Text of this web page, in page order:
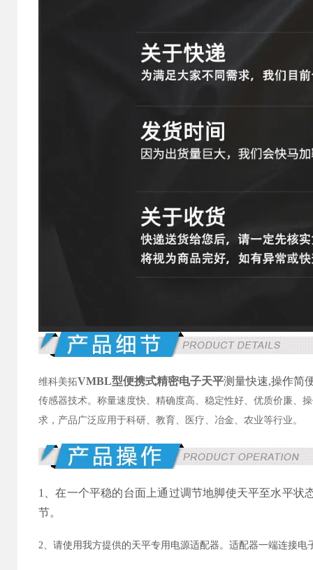
维科美拓VMBL型便携式精密电子天平测量快速,操作简
传感器技术。称量速度快、精确度高、稳定性好、优质价廉、
求，产品广泛应用于科研、教育、医疗、冶金、农业等行业。
1、在一个平稳的台面上通过调节地脚使天平至水平
节。
2、请使用我方提供的天平专用电源适配器。适配器一端连接